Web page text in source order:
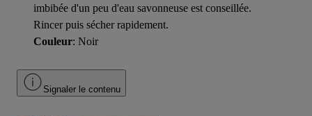
imbibée d'un peu d'eau savonneuse est conseillée.
Rincer puis sécher rapidement.
Couleur: Noir
Signaler le contenu